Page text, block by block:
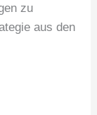
zu
aus den